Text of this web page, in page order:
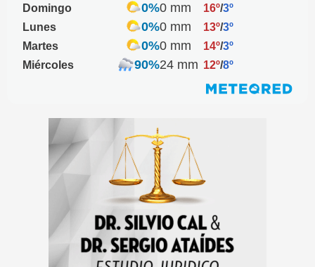
Domingo 0%0 mm 16º/3º
Lunes
0%0 mm 13º/3º
Martes
0%0 mm 14º/3º
Miércoles
90%24 mm 12º/8º